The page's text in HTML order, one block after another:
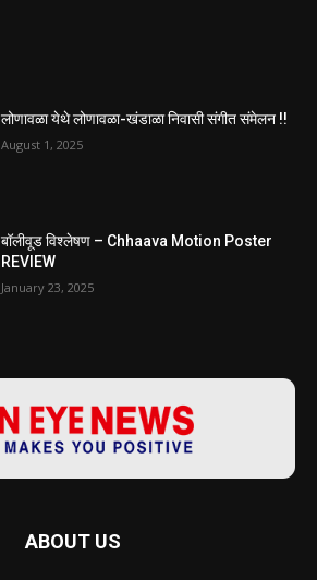
लोणावळा येथे लोणावळा-खंडाळा निवासी संगीत संमेलन !!
August 1, 2025
बॉलीवूड विश्लेषण – Chhaava Motion Poster
REVIEW
January 23, 2025
ABOUT US